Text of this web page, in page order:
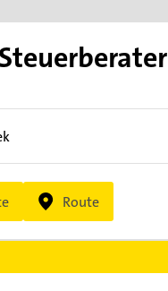
Route